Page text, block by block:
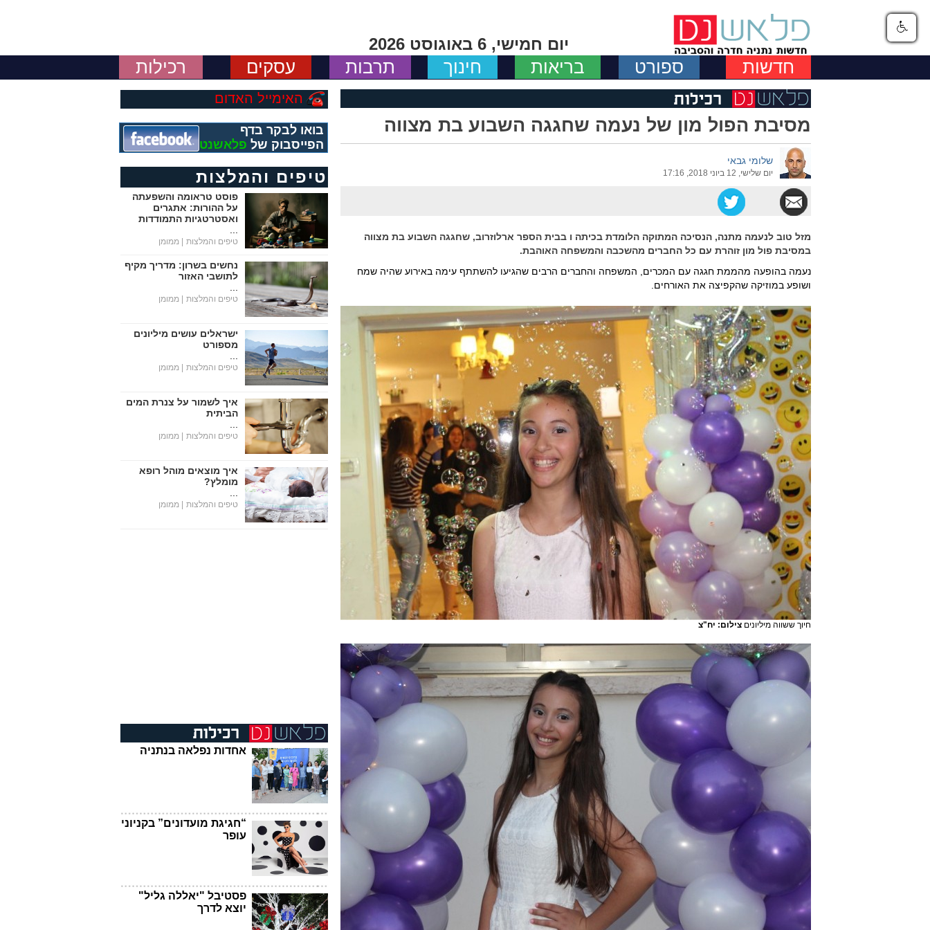
יום חמישי, 6 באוגוסט 2026
חדשות ספורט בריאות חינוך תרבות עסקים רכילות
מסיבת הפול מון של נעמה שחגגה השבוע בת מצווה
שלומי גבאי
יום שלישי, 12 ביוני 2018, 17:16
מזל טוב לנעמה מתנה, הנסיכה המתוקה הלומדת בכיתה ו בבית הספר ארלוזרוב, שחגגה השבוע בת מצווה
במסיבת פול מון זוהרת עם כל החברים מהשכבה והמשפחה האוהבת.
נעמה בהופעה מהממת חגגה עם המכרים, המשפחה והחברים הרבים שהגיעו להשתתף עימה באירוע שהיה שמח
ושופע במוזיקה שהקפיצה את האורחים.
חיוך ששווה מיליונים צילום: יח"צ
האימייל האדום
בואו לבקר בדף
הפייסבוק של פלאשנט
טיפים והמלצות
פוסט טראומה והשפעתה
על ההורות: אתגרים
ואסטרטגיות התמודדות
טיפים והמלצות | ממומן
נחשים בשרון: מדריך מקיף
לתושבי האזור
טיפים והמלצות | ממומן
ישראלים עושים מיליונים
מספורט
טיפים והמלצות | ממומן
איך לשמור על צנרת המים
הביתית
טיפים והמלצות | ממומן
איך מוצאים מוהל רופא
מומלץ?
טיפים והמלצות | ממומן
אחדות נפלאה בנתניה
“חגיגת מועדונים” בקניוני
עופר
פסטיבל "יאללה גליל"
יוצא לדרך